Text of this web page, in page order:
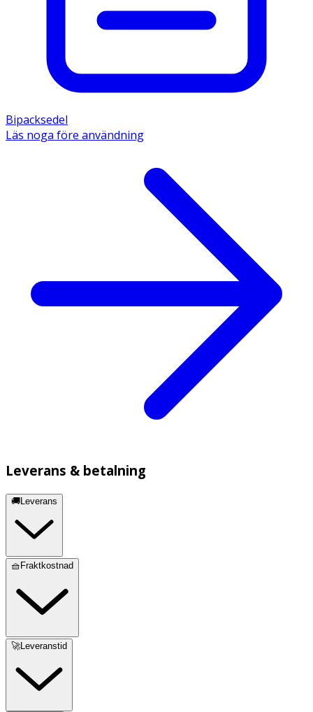
Bipacksedel
Läs noga före användning
Leverans & betalning
🚚Leverans
🧺Fraktkostnad
🚀Leveranstid